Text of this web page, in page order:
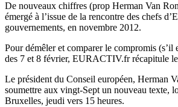
De nouveaux chiffres (prop Herman Van
émergé à l’issue de la rencontre des chefs
gouvernements, en novembre 2012.
Pour démêler et comparer le compromis (s’il
des 7 et 8 février, EURACTIV.fr récapitule
Le président du Conseil européen, Herman
soumettre aux vingt-Sept un nouveau texte,
Bruxelles, jeudi vers 15 heures.